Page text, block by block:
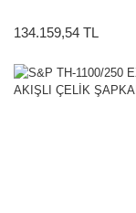
134.159,54 TL